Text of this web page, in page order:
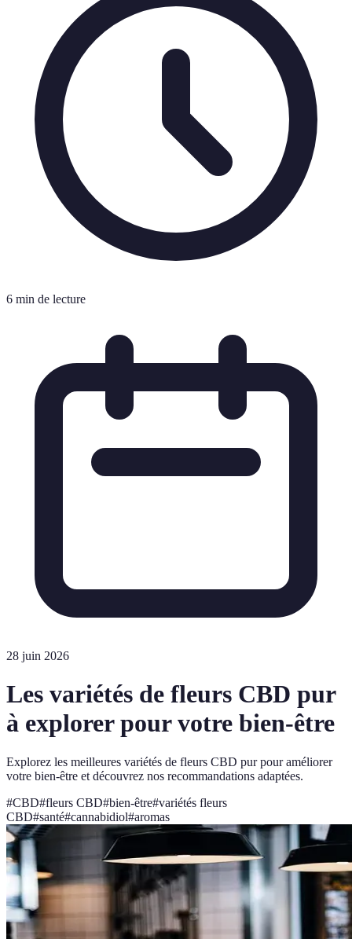
6 min de lecture
28 juin 2026
Les variétés de fleurs CBD pur
à explorer pour votre bien-être
Explorez les meilleures variétés de fleurs CBD pur pour améliorer
votre bien-être et découvrez nos recommandations adaptées.
#CBD#fleurs CBD#bien-être#variétés fleurs
CBD#santé#cannabidiol#aromas